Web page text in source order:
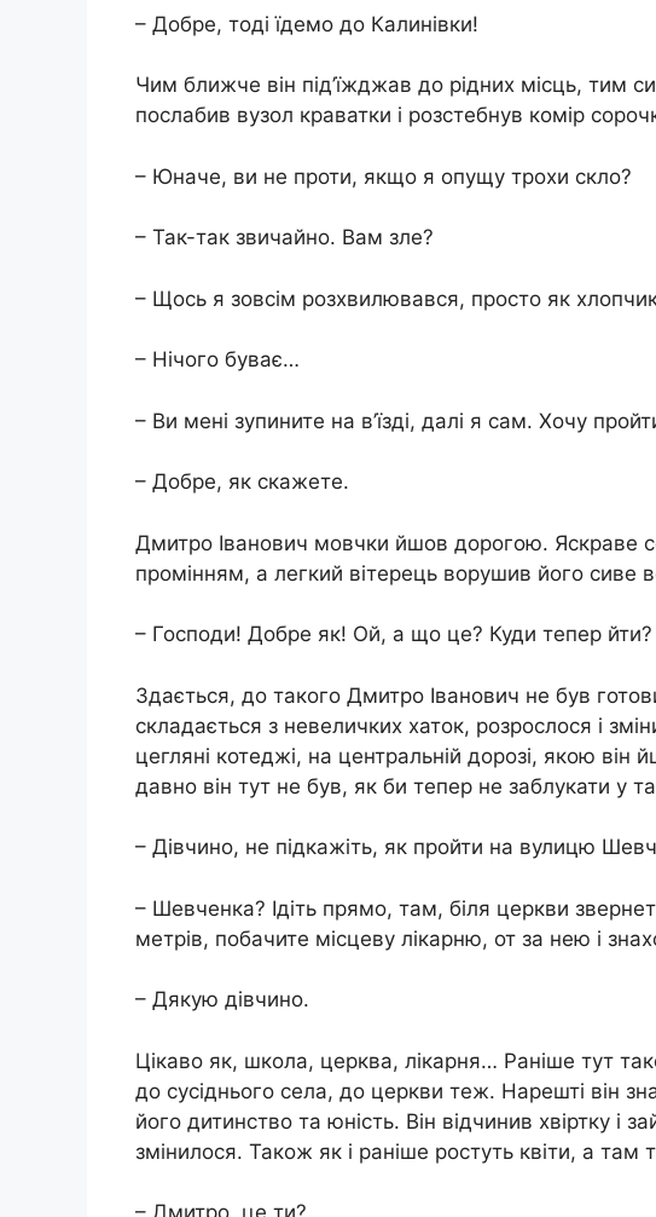
– Добре, тоді їдемо до Калинівки!
Чим ближче він під’їжджав до рідних місць, тим
послабив вузол краватки і розстебнув комір
– Юначе, ви не проти, якщо я опущу трохи скло?
– Так-так звичайно. Вам зле?
– Щось я зовсім розхвилювався, просто як
– Нічого буває…
– Ви мені зупините на в’їзді, далі я сам. Хочу
– Добре, як скажете.
Дмитро Іванович мовчки йшов дорогою. Яскраве
промінням, а легкий вітерець ворушив його сиве
– Господи! Добре як! Ой, а що це? Куди тепер йти?
Здається, до такого Дмитро Іванович не був
складається з невеличких хаток, розрослося і
цегляні котеджі, на центральній дорозі, якою
давно він тут не був, як би тепер не заблукати у
– Дівчино, не підкажіть, як пройти на вулицю
– Шевченка? Ідіть прямо, там, біля церкви
метрів, побачите місцеву лікарню, от за нею і
– Дякую дівчино.
Цікаво як, школа, церква, лікарня… Раніше тут
до сусіднього села, до церкви теж. Нарешті він
його дитинство та юність. Він відчинив хвіртку і
змінилося. Також як і раніше ростуть квіти, а там